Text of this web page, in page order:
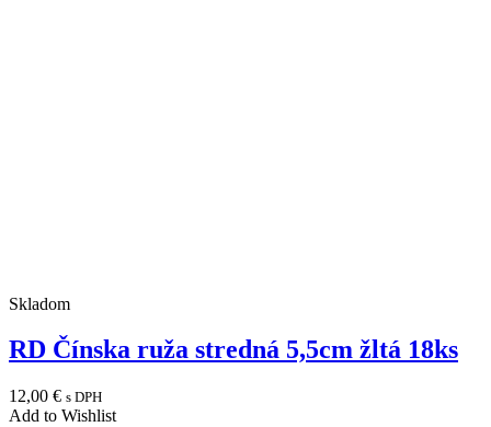
Skladom
RD Čínska ruža stredná 5,5cm žltá 18ks
12,00 € s DPH
Add to Wishlist